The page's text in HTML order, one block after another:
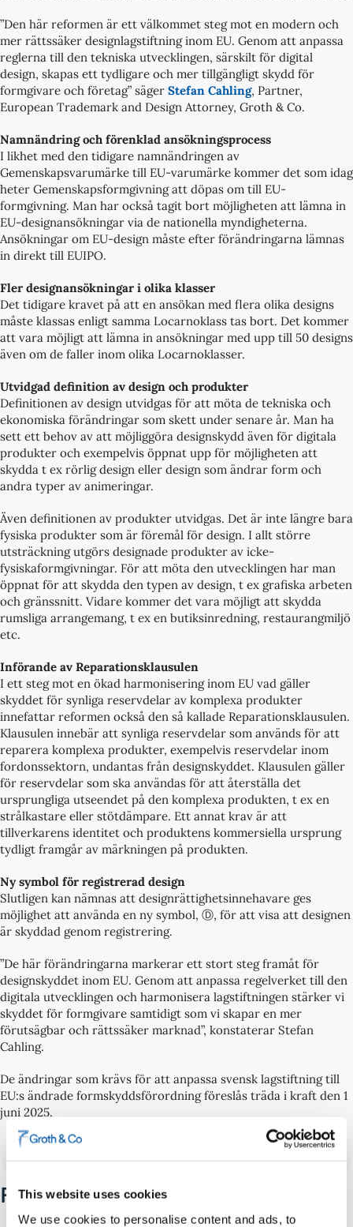
This website uses cookies
We use cookies to personalise content and ads, to
‍”Den här reformen är ett välkommet steg mot en modern och
mer rättssäker designlagstiftning inom EU. Genom att anpassa
reglerna till den tekniska utvecklingen, särskilt för digital
design, skapas ett tydligare och mer tillgängligt skydd för
formgivare och företag” säger Stefan Cahling, Partner,
European Trademark and Design Attorney, Groth & Co.
Namnändring och förenklad ansökningsprocess
I likhet med den tidigare namnändringen av
Gemenskapsvarumärke till EU-varumärke kommer det som idag
heter Gemenskapsformgivning att döpas om till EU-
formgivning. Man har också tagit bort möjligheten att lämna in
EU-designansökningar via de nationella myndigheterna.
Ansökningar om EU-design måste efter förändringarna lämnas
in direkt till EUIPO.
Fler designansökningar i olika klasser
Det tidigare kravet på att en ansökan med flera olika designs
måste klassas enligt samma Locarnoklass tas bort. Det kommer
att vara möjligt att lämna in ansökningar med upp till 50 designs
även om de faller inom olika Locarnoklasser.
Utvidgad definition av design och produkter
Definitionen av design utvidgas för att möta de tekniska och
ekonomiska förändringar som skett under senare år. Man ha
sett ett behov av att möjliggöra designskydd även för digitala
produkter och exempelvis öppnat upp för möjligheten att
skydda t ex rörlig design eller design som ändrar form och
andra typer av animeringar.
Även definitionen av produkter utvidgas. Det är inte längre bara
fysiska produkter som är föremål för design. I allt större
utsträckning utgörs designade produkter av icke-
fysiskaformgivningar. För att möta den utvecklingen har man
öppnat för att skydda den typen av design, t ex grafiska arbeten
och gränssnitt. Vidare kommer det vara möjligt att skydda
rumsliga arrangemang, t ex en butiksinredning, restaurangmiljö
etc.
Införande av Reparationsklausulen
I ett steg mot en ökad harmonisering inom EU vad gäller
skyddet för synliga reservdelar av komplexa produkter
innefattar reformen också den så kallade Reparationsklausulen.
Klausulen innebär att synliga reservdelar som används för att
reparera komplexa produkter, exempelvis reservdelar inom
fordonssektorn, undantas från designskyddet. Klausulen gäller
för reservdelar som ska användas för att återställa det
ursprungliga utseendet på den komplexa produkten, t ex en
strålkastare eller stötdämpare. Ett annat krav är att
tillverkarens identitet och produktens kommersiella ursprung
tydligt framgår av märkningen på produkten.
Ny symbol för registrerad design
Slutligen kan nämnas att designrättighetsinnehavare ges
möjlighet att använda en ny symbol, Ⓓ, för att visa att designen
är skyddad genom registrering.
”De här förändringarna markerar ett stort steg framåt för
designskyddet inom EU. Genom att anpassa regelverket till den
digitala utvecklingen och harmonisera lagstiftningen stärker vi
skyddet för formgivare samtidigt som vi skapar en mer
förutsägbar och rättssäker marknad”, konstaterar Stefan
Cahling.
De ändringar som krävs för att anpassa svensk lagstiftning till
EU:s ändrade formskyddsförordning föreslås träda i kraft den 1
juni 2025.
Fler nyheter och insikter